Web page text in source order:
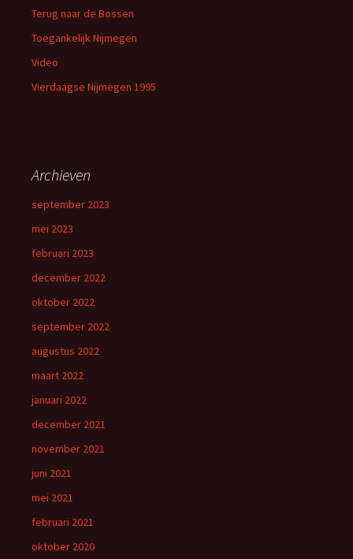
Terug naar de Bossen
Toegankelijk Nijmegen
Video
Vierdaagse Nijmegen 1995
Archieven
september 2023
mei 2023
februari 2023
december 2022
oktober 2022
september 2022
augustus 2022
maart 2022
januari 2022
december 2021
november 2021
juni 2021
mei 2021
februari 2021
oktober 2020